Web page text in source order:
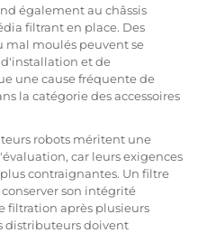
également au châssis
filtrant en place. Des
mal moulés peuvent se
d'installation et de
une cause fréquente de
la catégorie des accessoires
robots méritent une
car leurs exigences
contraignantes. Un filtre
son intégrité
filtration après plusieurs
distributeurs doivent